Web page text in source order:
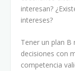
interesan?
intereses?
Tener un plan
decisiones con
competencia